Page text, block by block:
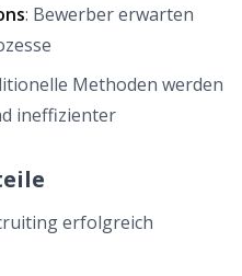
: Bewerber erwarten
Methoden werden
ineffizienter
erfolgreich